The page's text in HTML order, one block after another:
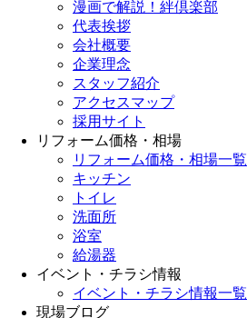
漫画で解説！絆倶楽部
代表挨拶
会社概要
企業理念
スタッフ紹介
アクセスマップ
採用サイト
リフォーム価格・相場
リフォーム価格・相場一覧
キッチン
トイレ
洗面所
浴室
給湯器
イベント・チラシ情報
イベント・チラシ情報一覧
現場ブログ